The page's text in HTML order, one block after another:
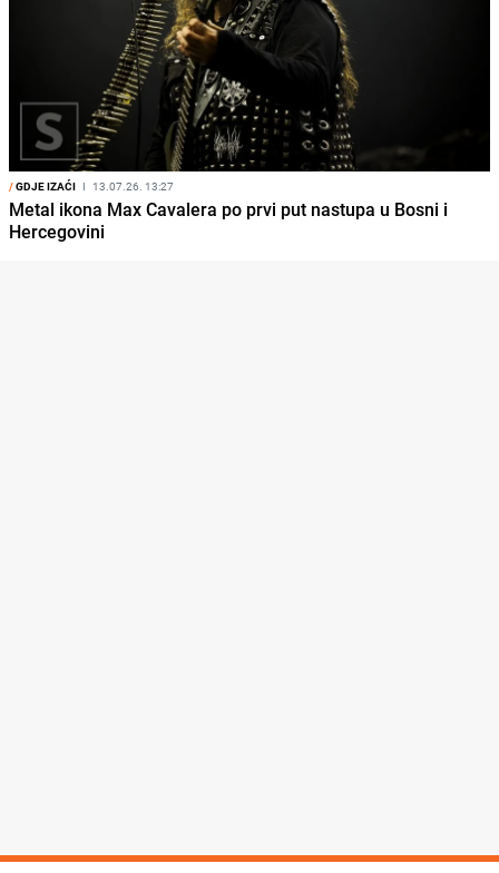
/GDJE IZAĆI I 13.07.26. 13:27
Metal ikona Max Cavalera po prvi put nastupa u Bosni i
Hercegovini